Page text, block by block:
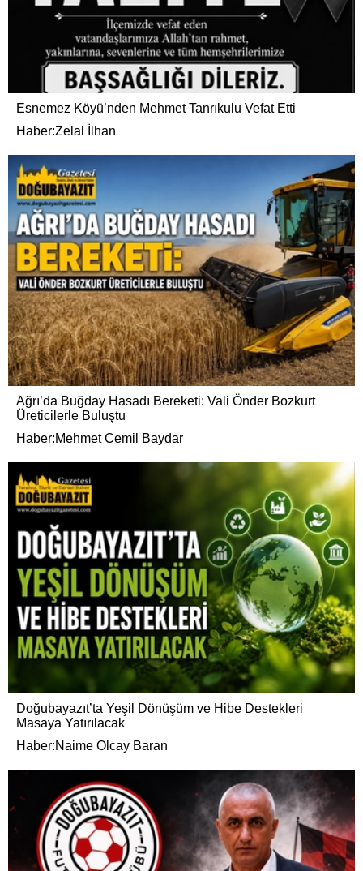
Esnemez Köyü’nden Mehmet Tanrıkulu Vefat Etti
Haber:Zelal İlhan
Ağrı’da Buğday Hasadı Bereketi: Vali Önder Bozkurt
Üreticilerle Buluştu
Haber:Mehmet Cemil Baydar
Doğubayazıt’ta Yeşil Dönüşüm ve Hibe Destekleri
Masaya Yatırılacak
Haber:Naime Olcay Baran